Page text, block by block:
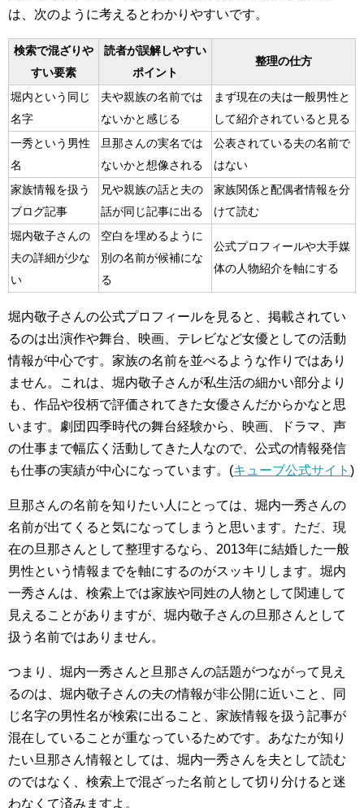
は、次のように考えるとわかりやすいです。
検索で混ざりや
すい要素
読者が誤解しやすい
ポイント
整理の仕方
堀内という同じ
名字
夫や親族の名前では
ないかと感じる
まず現在の夫は一般男性と
して紹介されていると見る
一秀という男性
名
旦那さんの実名では
ないかと想像される
公表されている夫の名前で
はない
家族情報を扱う
ブログ記事
兄や親族の話と夫の
話が同じ記事に出る
家族関係と配偶者情報を分
けて読む
堀内敬子さんの
夫の詳細が少な
い
空白を埋めるように
別の名前が候補にな
る
公式プロフィールや大手媒
体の人物紹介を軸にする
堀内敬子さんの公式プロフィールを見ると、掲載されてい
るのは出演作や舞台、映画、テレビなど女優としての活動
情報が中心です。家族の名前を並べるような作りではあり
ません。これは、堀内敬子さんが私生活の細かい部分より
も、作品や役柄で評価されてきた女優さんだからかなと思
います。劇団四季時代の舞台経験から、映画、ドラマ、声
の仕事まで幅広く活動してきた人なので、公式の情報発信
も仕事の実績が中心になっています。(キューブ公式サイト )
旦那さんの名前を知りたい人にとっては、堀内一秀さんの
名前が出てくると気になってしまうと思います。ただ、現
在の旦那さんとして整理するなら、2013年に結婚した一般
男性という情報までを軸にするのがスッキリします。堀内
一秀さんは、検索上では家族や同姓の人物として関連して
見えることがありますが、堀内敬子さんの旦那さんとして
扱う名前ではありません。
つまり、堀内一秀さんと旦那さんの話題がつながって見え
るのは、堀内敬子さんの夫の情報が非公開に近いこと、同
じ名字の男性名が検索に出ること、家族情報を扱う記事が
混在していることが重なっているためです。あなたが知り
たい旦那さん情報としては、堀内一秀さんを夫として読む
のではなく、検索上で混ざった名前として切り分けると迷
わなくて済みますよ。